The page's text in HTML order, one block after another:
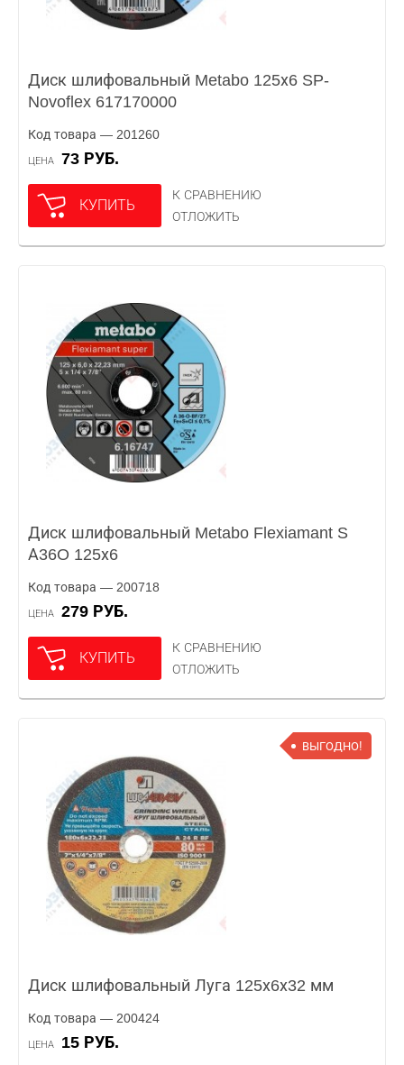
Диск шлифовальный Metabo 125х6 SP-
Novoflex 617170000
Код товара — 201260
ЦЕНА 73 РУБ.
КУПИТЬ
К СРАВНЕНИЮ
ОТЛОЖИТЬ
Диск шлифовальный Metabo Flexiamant S
А36O 125х6
Код товара — 200718
ЦЕНА 279 РУБ.
КУПИТЬ
К СРАВНЕНИЮ
ОТЛОЖИТЬ
ВЫГОДНО!
Диск шлифовальный Луга 125х6х32 мм
Код товара — 200424
ЦЕНА 15 РУБ.